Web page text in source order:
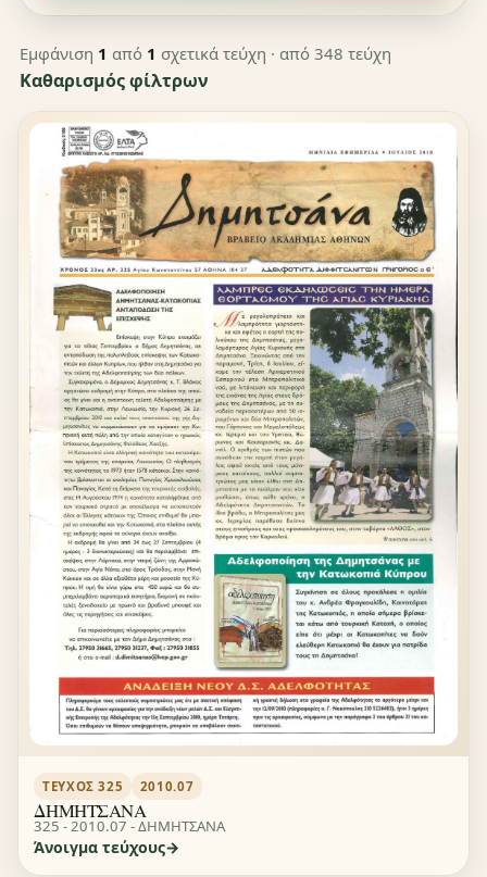
Εμφάνιση 1 από 1 σχετικά τεύχη · από 348 τεύχη
Καθαρισμός φίλτρων
ΤΕΎΧΟΣ 325 2010.07
ΔΗΜΗΤΣΑΝΑ
325 - 2010.07 - ΔΗΜΗΤΣΑΝΑ
Άνοιγμα τεύχους